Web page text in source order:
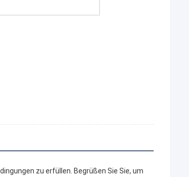
zu erfüllen. Begrüßen Sie Sie, um